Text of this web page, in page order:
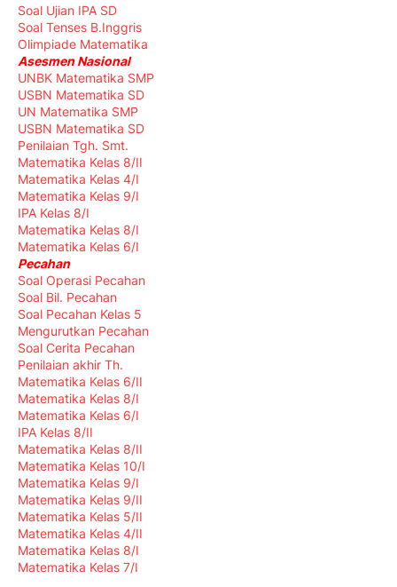
Soal Ujian IPA SD
Soal Tenses B.Inggris
Olimpiade Matematika
Asesmen Nasional
UNBK Matematika SMP
USBN Matematika SD
UN Matematika SMP
USBN Matematika SD
Penilaian Tgh. Smt.
Matematika Kelas 8/II
Matematika Kelas 4/I
Matematika Kelas 9/I
IPA Kelas 8/I
Matematika Kelas 8/I
Matematika Kelas 6/I
Pecahan
Soal Operasi Pecahan
Soal Bil. Pecahan
Soal Pecahan Kelas 5
Mengurutkan Pecahan
Soal Cerita Pecahan
Penilaian akhir Th.
Matematika Kelas 6/II
Matematika Kelas 8/I
Matematika Kelas 6/I
IPA Kelas 8/II
Matematika Kelas 8/II
Matematika Kelas 10/I
Matematika Kelas 9/I
Matematika Kelas 9/II
Matematika Kelas 5/II
Matematika Kelas 4/II
Matematika Kelas 8/I
Matematika Kelas 7/I